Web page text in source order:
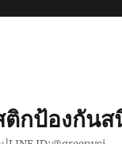
ติกป้องกัน